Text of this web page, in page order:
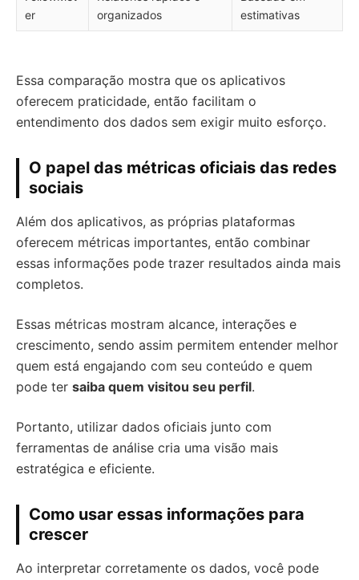
er
organizados
estimativas
Essa comparação mostra que os aplicativos
oferecem praticidade, então facilitam o
entendimento dos dados sem exigir muito esforço.
O papel das métricas oficiais das redes
sociais
Além dos aplicativos, as próprias plataformas
oferecem métricas importantes, então combinar
essas informações pode trazer resultados ainda mais
completos.
Essas métricas mostram alcance, interações e
crescimento, sendo assim permitem entender melhor
quem está engajando com seu conteúdo e quem
pode ter saiba quem visitou seu perfil.
Portanto, utilizar dados oficiais junto com
ferramentas de análise cria uma visão mais
estratégica e eficiente.
Como usar essas informações para
crescer
Ao interpretar corretamente os dados, você pode